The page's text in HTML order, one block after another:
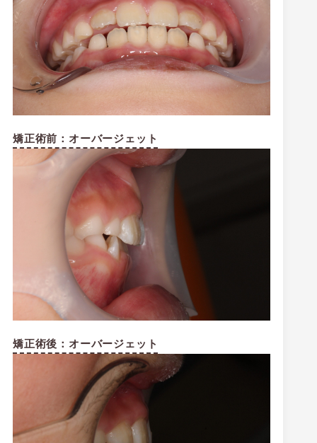
矯正術前：オーバージェット
矯正術後：オーバージェット